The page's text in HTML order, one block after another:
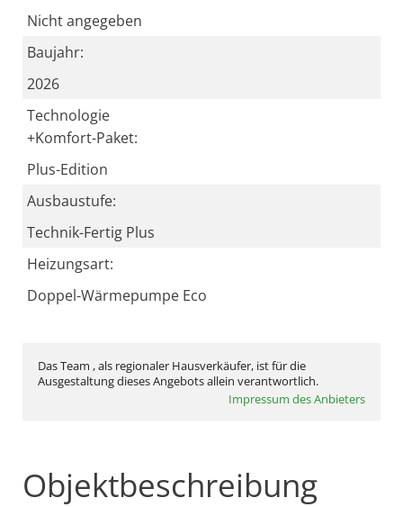
Nicht angegeben
Baujahr:
2026
Technologie
+Komfort-Paket:
Plus-Edition
Ausbaustufe:
Technik-Fertig Plus
Heizungsart:
Doppel-Wärmepumpe Eco
Das Team , als regionaler Hausverkäufer, ist für die
Ausgestaltung dieses Angebots allein verantwortlich.
Impressum des Anbieters
Objektbeschreibung